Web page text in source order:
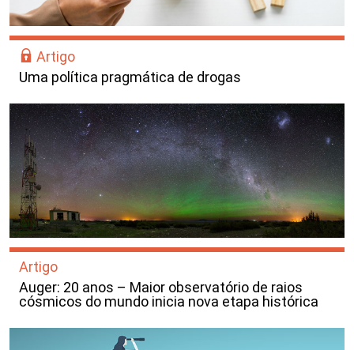
Artigo
Uma política pragmática de drogas
Artigo
Auger: 20 anos – Maior observatório de raios
cósmicos do mundo inicia nova etapa histórica